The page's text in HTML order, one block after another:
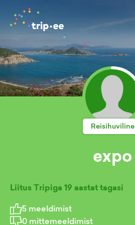
Reisihuviline
expo
Liitus Tripiga 19 aastat tagasi
5 meeldimist
0 mittemeeldimist